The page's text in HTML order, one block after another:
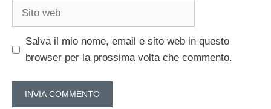
Sito
Salva il mio nome, email e sito web in questo
browser per la prossima volta che commento.